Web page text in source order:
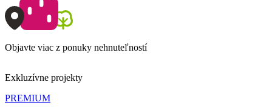
Objavte viac z ponuky nehnuteľností
Exkluzívne projekty
PREMIUM